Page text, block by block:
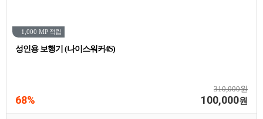
1,000 MP 적립
성인용 보행기 (나이스워커4S)
310,000원
68% 100,000원